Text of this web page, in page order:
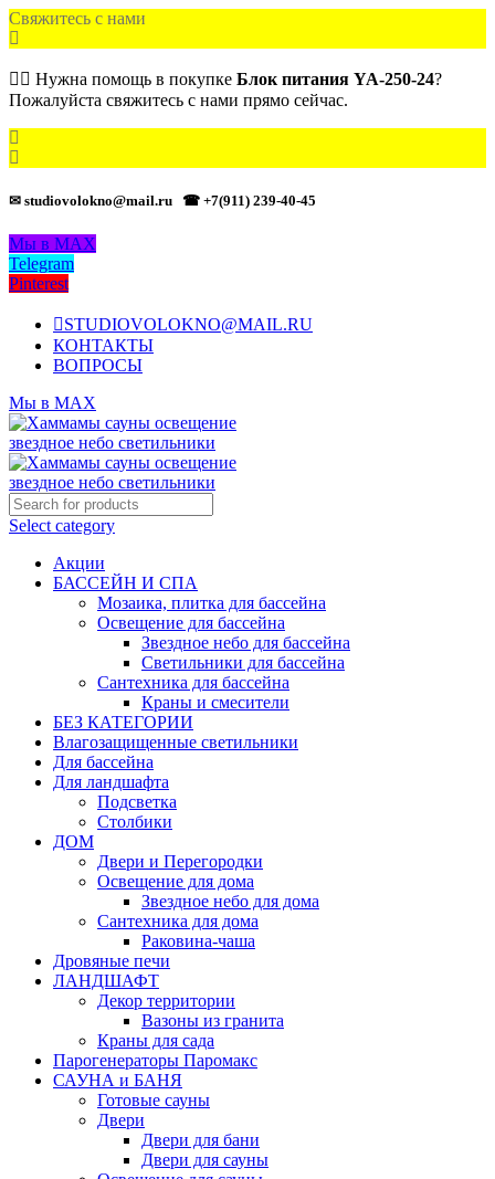
Свяжитесь с нами
🙋‍♂️ Нужна помощь в покупке Блок питания YA-250-24?
Пожалуйста свяжитесь с нами прямо сейчас.
✉ studiovolokno@mail.ru ☎ +7(911) 239-40-45
Мы в MAX
Telegram
Pinterest
STUDIOVOLOKNO@MAIL.RU
КОНТАКТЫ
ВОПРОСЫ
Мы в MAX
Select category
Акции
БАССЕЙН И СПА
Мозаика, плитка для бассейна
Освещение для бассейна
Звездное небо для бассейна
Светильники для бассейна
Сантехника для бассейна
Краны и смесители
БЕЗ КАТЕГОРИИ
Влагозащищенные светильники
Для бассейна
Для ландшафта
Подсветка
Столбики
ДОМ
Двери и Перегородки
Освещение для дома
Звездное небо для дома
Сантехника для дома
Раковина-чаша
Дровяные печи
ЛАНДШАФТ
Декор территории
Вазоны из гранита
Краны для сада
Парогенераторы Паромакс
САУНА и БАНЯ
Готовые сауны
Двери
Двери для бани
Двери для сауны